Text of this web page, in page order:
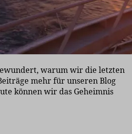
warum wir die letzten
mehr für unseren Blog
können wir das Geheimnis